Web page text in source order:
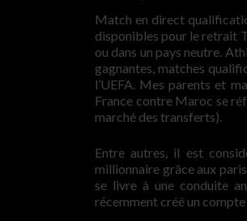
Match en direct
disponibles pour le retrait
ou dans un pays neutre.
gagnantes, matches
l’UEFA. Mes parents et
France contre Maroc se
marché des transferts).
Entre autres, il est
millionnaire grâce aux
se livre à une conduite
récemment créé un